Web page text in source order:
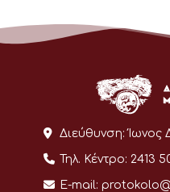
Διεύθυνση: Ίωνος
Τηλ. Κέντρο: 2413
E-mail: